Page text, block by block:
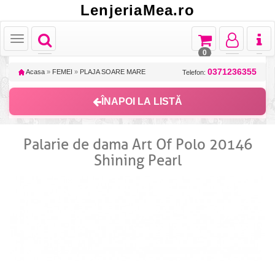
LenjeriaMea.ro
Toggle
navigation
Toggle
Toggle
navigation
Toggle
navigation
Toggle
navigation
0
Acasa » FEMEI » PLAJA SOARE MARE Telefon: 0371236355
ÎNAPOI LA LISTĂ
Palarie de dama Art Of Polo 20146
Shining Pearl